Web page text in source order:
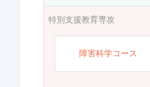
特別支援教育専攻
障害科学コース